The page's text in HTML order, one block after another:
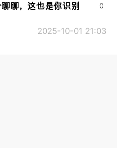
聊，这也是你识别
2025-10-01 21:03
0